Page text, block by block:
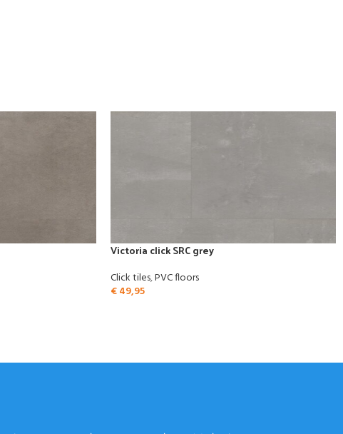
Victoria click SRC grey
Click tiles,PVC floors
€49,95